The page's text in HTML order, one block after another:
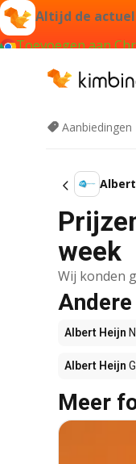
Altijd de
Toevoegen aan
Aanbiedingen
week
Wij konden
Albert Heijn
Albert Heijn
Meer